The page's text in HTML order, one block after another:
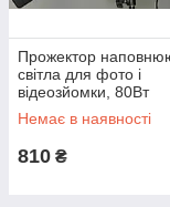
Прожектор
світла для фото і
відеозйомки, 80Вт
Немає в наявності
810 ₴